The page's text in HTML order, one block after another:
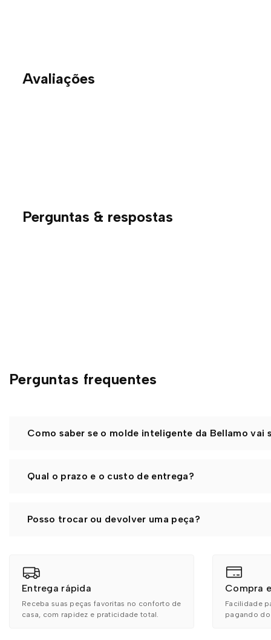
Avaliações
Perguntas & respostas
Perguntas frequentes
Como saber se o molde inteligente da Bellamo vai
Se você veste do 38 ao 46 , as nossas peças foram feitas
As peças têm caimento fluido, se adaptam a diferentes
Qual o prazo e o custo de entrega?
O prazo de entrega e o valor do frete dependem do seu
Posso trocar ou devolver uma peça?
Entrega rápida
Receba suas peças favoritas no conforto de
casa, com rapidez e praticidade total.
Compra
Facilidade
pagando